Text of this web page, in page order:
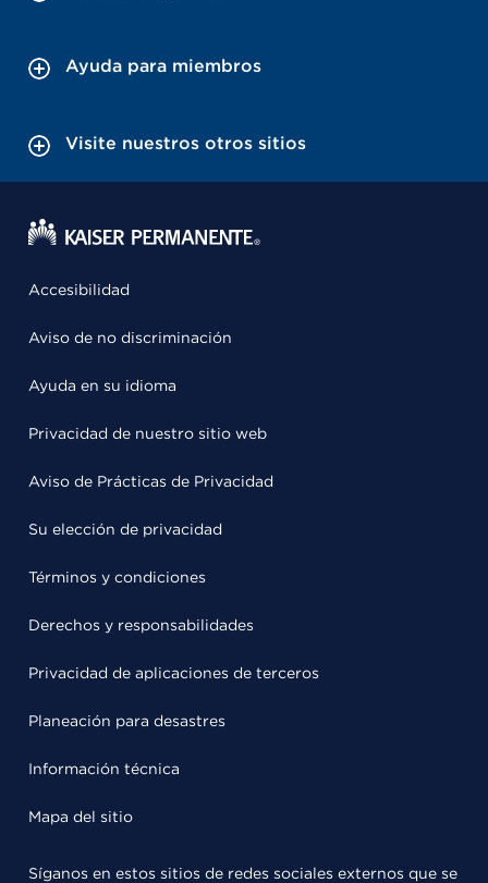
Ayuda para miembros
Visite nuestros otros sitios
Accesibilidad
Aviso de no discriminación
Ayuda en su idioma
Privacidad de nuestro sitio web
Aviso de Prácticas de Privacidad
Su elección de privacidad
Términos y condiciones
Derechos y responsabilidades
Privacidad de aplicaciones de terceros
Planeación para desastres
Información técnica
Mapa del sitio
Síganos en estos sitios de redes sociales externos que se